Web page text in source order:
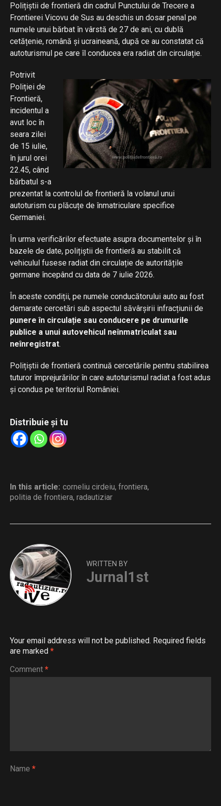
Polițiștii de frontieră din cadrul Punctului de Trecere a
Frontierei Vicovu de Sus au deschis un dosar penal pe
numele unui bărbat în vârstă de 27 de ani, cu dublă
cetățenie, română și ucraineană, după ce au constatat că
autoturismul pe care îl conducea era radiat din circulație.
Potrivit
Poliției de
Frontieră,
incidentul a
avut loc în
seara zilei
de 15 iulie,
în jurul orei
22.45, când
bărbatul s-a
prezentat la controlul de frontieră la volanul unui
autoturism cu plăcuțe de înmatriculare specifice
Germaniei.
În urma verificărilor efectuate asupra documentelor și în
bazele de date, polițiștii de frontieră au stabilit că
vehiculul fusese radiat din circulație de autoritățile
germane începând cu data de 7 iulie 2026.
În aceste condiții, pe numele conducătorului auto au fost
demarate cercetări sub aspectul săvârșirii infracțiunii de
punere în circulație sau conducere pe drumurile
publice a unui autovehicul neînmatriculat sau
neînregistrat.
Polițiștii de frontieră continuă cercetările pentru stabilirea
tuturor împrejurărilor în care autoturismul radiat a fost adus
și condus pe teritoriul României.
Distribuie și tu
In this article: corneliu cirdeiu, frontiera,
politia de frontiera, radautiziar
WRITTEN BY
Jurnal1st
Your email address will not be published. Required fields
are marked *
Comment *
Name *